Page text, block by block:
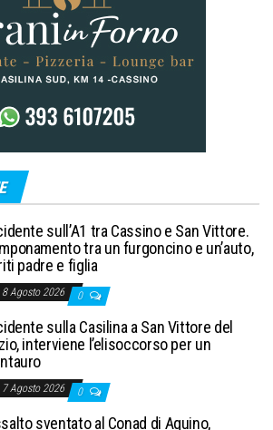
sull’A1 tra Cassino e San Vittore.
tra un furgoncino e un’auto,
padre e figlia
8 Agosto 2026 0
sulla Casilina a San Vittore del
interviene l’elisoccorso per un
7 Agosto 2026 0
sventato al Conad di Aquino,